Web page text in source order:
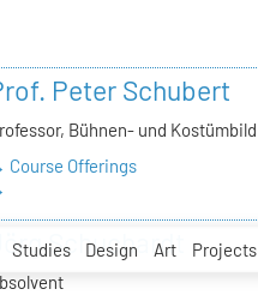
Studies Design Art Projects
Peter Schubert
Bühnen- und Kostümbild
Course Offerings
Schuchardt